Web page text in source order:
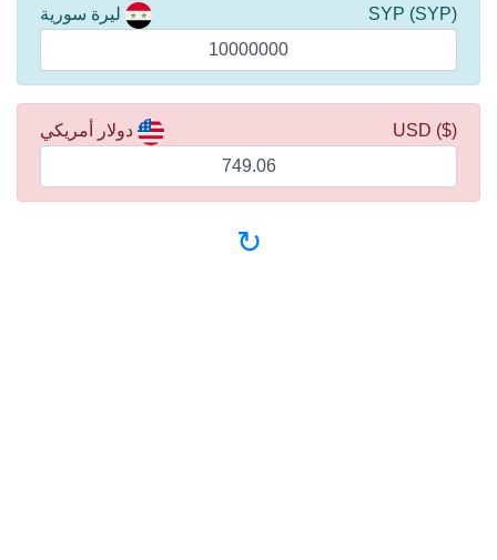
ليرة سورية (SYP) SYP
دولار أمريكي ($) USD
↻